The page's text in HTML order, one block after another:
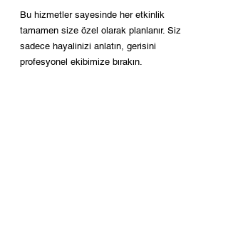
Bu hizmetler sayesinde her etkinlik
tamamen size özel olarak planlanır. Siz
sadece hayalinizi anlatın, gerisini
profesyonel ekibimize bırakın.